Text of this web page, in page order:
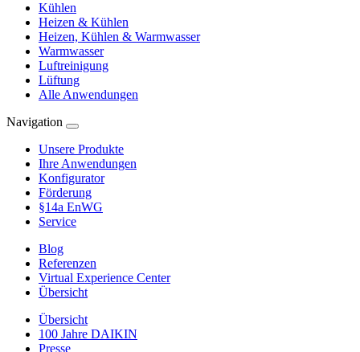
Kühlen
Heizen & Kühlen
Heizen, Kühlen & Warmwasser
Warmwasser
Luftreinigung
Lüftung
Alle Anwendungen
Navigation
Unsere Produkte
Ihre Anwendungen
Konfigurator
Förderung
§14a EnWG
Service
Blog
Referenzen
Virtual Experience Center
Übersicht
Übersicht
100 Jahre DAIKIN
Presse